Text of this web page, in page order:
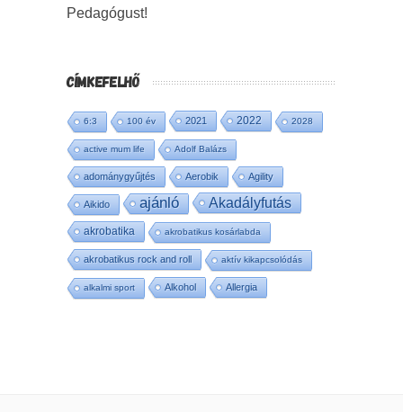
Pedagógust!
CÍMKEFELHŐ
6:3 100 év 2021 2022 2028
active mum life Adolf Balázs
adománygyűjtés Aerobik Agility
Aikido ajánló Akadályfutás
akrobatika akrobatikus kosárlabda
akrobatikus rock and roll aktív kikapcsolódás
alkalmi sport Alkohol Allergia